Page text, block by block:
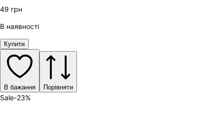
49 грн
В наявності
Купити
В бажання Порівняти
Sale-23%